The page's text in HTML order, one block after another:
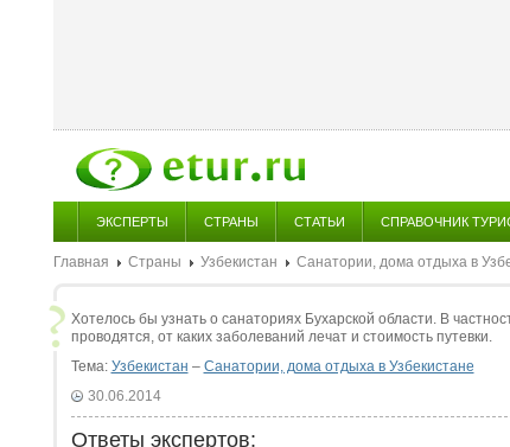
ЭКСПЕРТЫ СТРАНЫ СТАТЬИ СПРАВОЧНИК
Главная Страны Узбекистан Санатории, дома отдыха в
Хотелось бы узнать о санаториях Бухарской области. В
проводятся, от каких заболеваний лечат и стоимость путевки.
Тема: Узбекистан – Санатории, дома отдыха в Узбекистане
30.06.2014
Ответы экспертов: